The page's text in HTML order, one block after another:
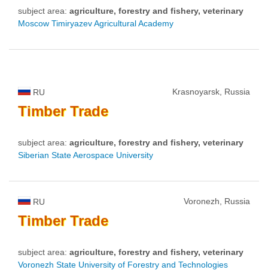
subject area: agriculture, forestry and fishery, veterinary
Moscow Timiryazev Agricultural Academy
RU Krasnoyarsk, Russia
Timber Trade
subject area: agriculture, forestry and fishery, veterinary
Siberian State Aerospace University
RU Voronezh, Russia
Timber Trade
subject area: agriculture, forestry and fishery, veterinary
Voronezh State University of Forestry and Technologies